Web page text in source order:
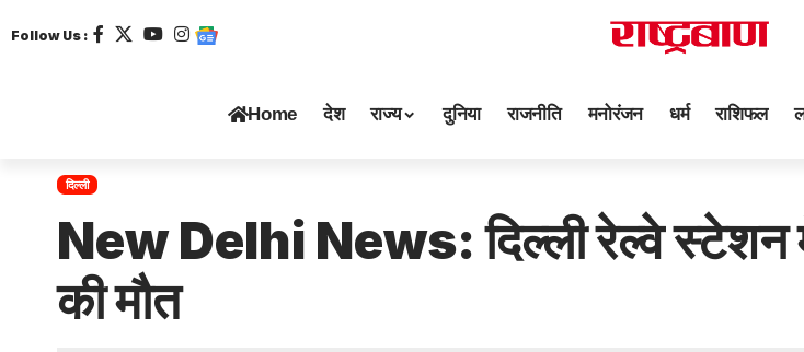
Follow Us :
Home देश राज्य दुनिया राजनीति मनोरंजन धर्म राशिफल
दिल्ली
New Delhi News: दिल्ली रेल्वे स्टेशन
की मौत